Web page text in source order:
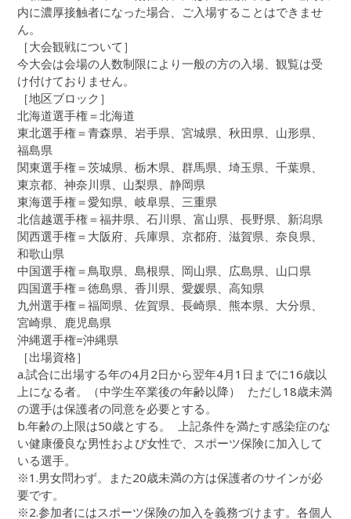
内に濃厚接触者になった場合、ご入場することはできませ
ん。
［大会観戦について］
今大会は会場の人数制限により一般の方の入場、観覧は受
け付けておりません。
［地区ブロック］
北海道選手権＝北海道
東北選手権＝青森県、岩手県、宮城県、秋田県、山形県、
福島県
関東選手権＝茨城県、栃木県、群馬県、埼玉県、千葉県、
東京都、神奈川県、山梨県、静岡県
東海選手権＝愛知県、岐阜県、三重県
北信越選手権＝福井県、石川県、富山県、長野県、新潟県
関西選手権＝大阪府、兵庫県、京都府、滋賀県、奈良県、
和歌山県
中国選手権＝鳥取県、島根県、岡山県、広島県、山口県
四国選手権＝徳島県、香川県、愛媛県、高知県
九州選手権＝福岡県、佐賀県、長崎県、熊本県、大分県、
宮崎県、鹿児島県
沖縄選手権=沖縄県
［出場資格］
a.試合に出場する年の4月2日から翌年4月1日までに16歳以
上になる者。（中学生卒業後の年齢以降） ただし18歳未満
の選手は保護者の同意を必要とする。
b.年齢の上限は50歳とする。 上記条件を満たす感染症のな
い健康優良な男性および女性で、スポーツ保険に加入して
いる選手。
※1.男女問わず。また20歳未満の方は保護者のサインが必
要です。
※2.参加者にはスポーツ保険の加入を義務づけます。各個人